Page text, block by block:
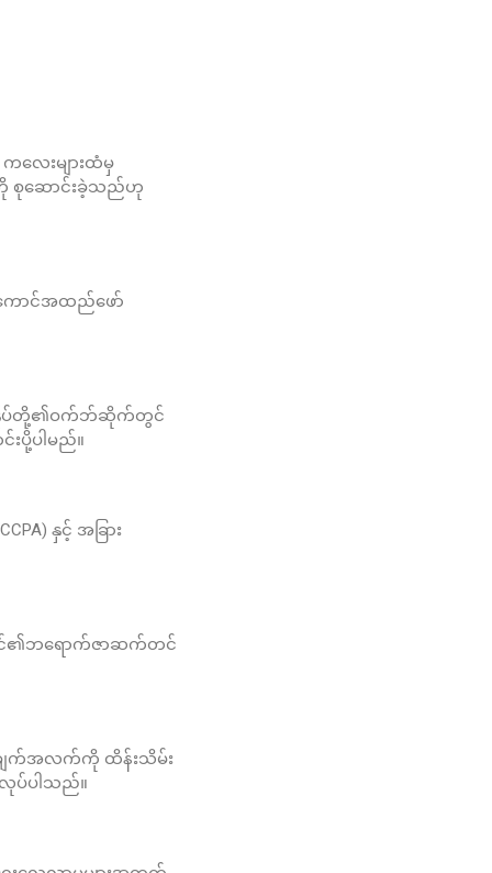
လေးများထံမှ
စုဆောင်းခဲ့သည်ဟု
ောင်အထည်ဖော်
ကျွန်ုပ်တို့၏ဝက်ဘ်ဆိုက်တွင်
ပို့ပါမည်။
နှင့် အခြား
၏ဘရောက်ဇာဆက်တင်
ချက်အလက်ကို ထိန်းသိမ်း
ပ်ပါသည်။